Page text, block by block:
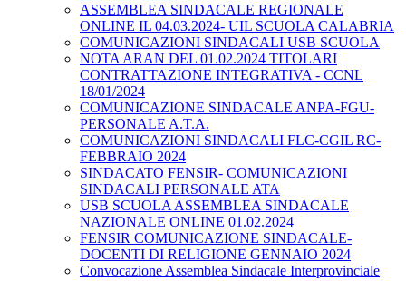
ASSEMBLEA SINDACALE REGIONALE
ONLINE IL 04.03.2024- UIL SCUOLA CALABRIA
COMUNICAZIONI SINDACALI USB SCUOLA
NOTA ARAN DEL 01.02.2024 TITOLARI
CONTRATTAZIONE INTEGRATIVA - CCNL
18/01/2024
COMUNICAZIONE SINDACALE ANPA-FGU-
PERSONALE A.T.A.
COMUNICAZIONI SINDACALI FLC-CGIL RC-
FEBBRAIO 2024
SINDACATO FENSIR- COMUNICAZIONI
SINDACALI PERSONALE ATA
USB SCUOLA ASSEMBLEA SINDACALE
NAZIONALE ONLINE 01.02.2024
FENSIR COMUNICAZIONE SINDACALE-
DOCENTI DI RELIGIONE GENNAIO 2024
Convocazione Assemblea Sindacale Interprovinciale